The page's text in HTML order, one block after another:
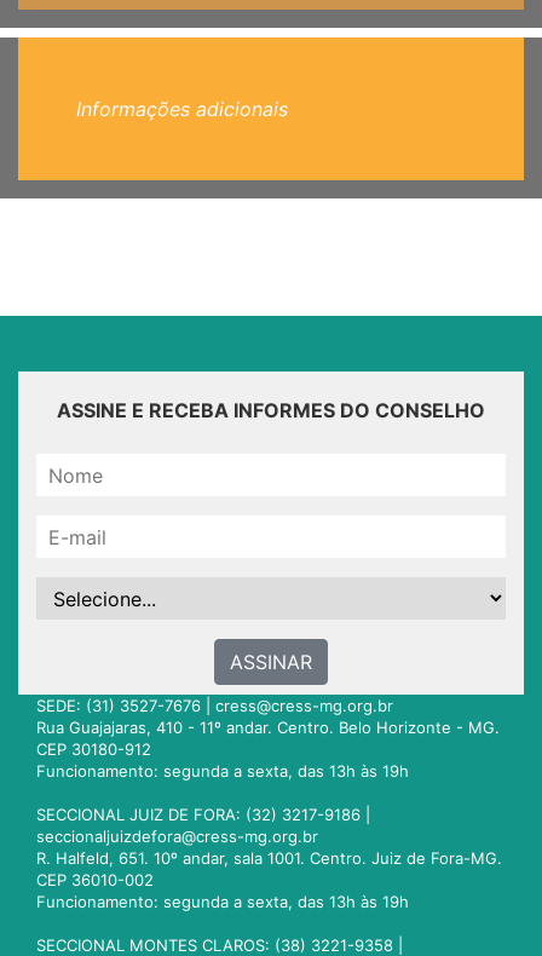
Informações adicionais
ASSINE E RECEBA INFORMES DO CONSELHO
ASSINAR
SEDE: (31) 3527-7676 | cress@cress-mg.org.br
Rua Guajajaras, 410 - 11º andar. Centro. Belo Horizonte - MG.
CEP 30180-912
Funcionamento: segunda a sexta, das 13h às 19h
SECCIONAL JUIZ DE FORA: (32) 3217-9186 |
seccionaljuizdefora@cress-mg.org.br
R. Halfeld, 651. 10º andar, sala 1001. Centro. Juiz de Fora-MG.
CEP 36010-002
Funcionamento: segunda a sexta, das 13h às 19h
SECCIONAL MONTES CLAROS: (38) 3221-9358 |